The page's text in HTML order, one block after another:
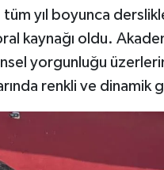
tüm yıl boyunca
kaynağı oldu.
yorgunluğu
renkli ve